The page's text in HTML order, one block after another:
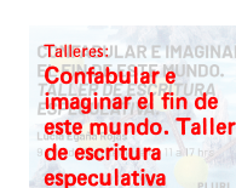
Talleres:
Confabular e
imaginar el fin de
este mundo. Taller
de escritura
especulativa